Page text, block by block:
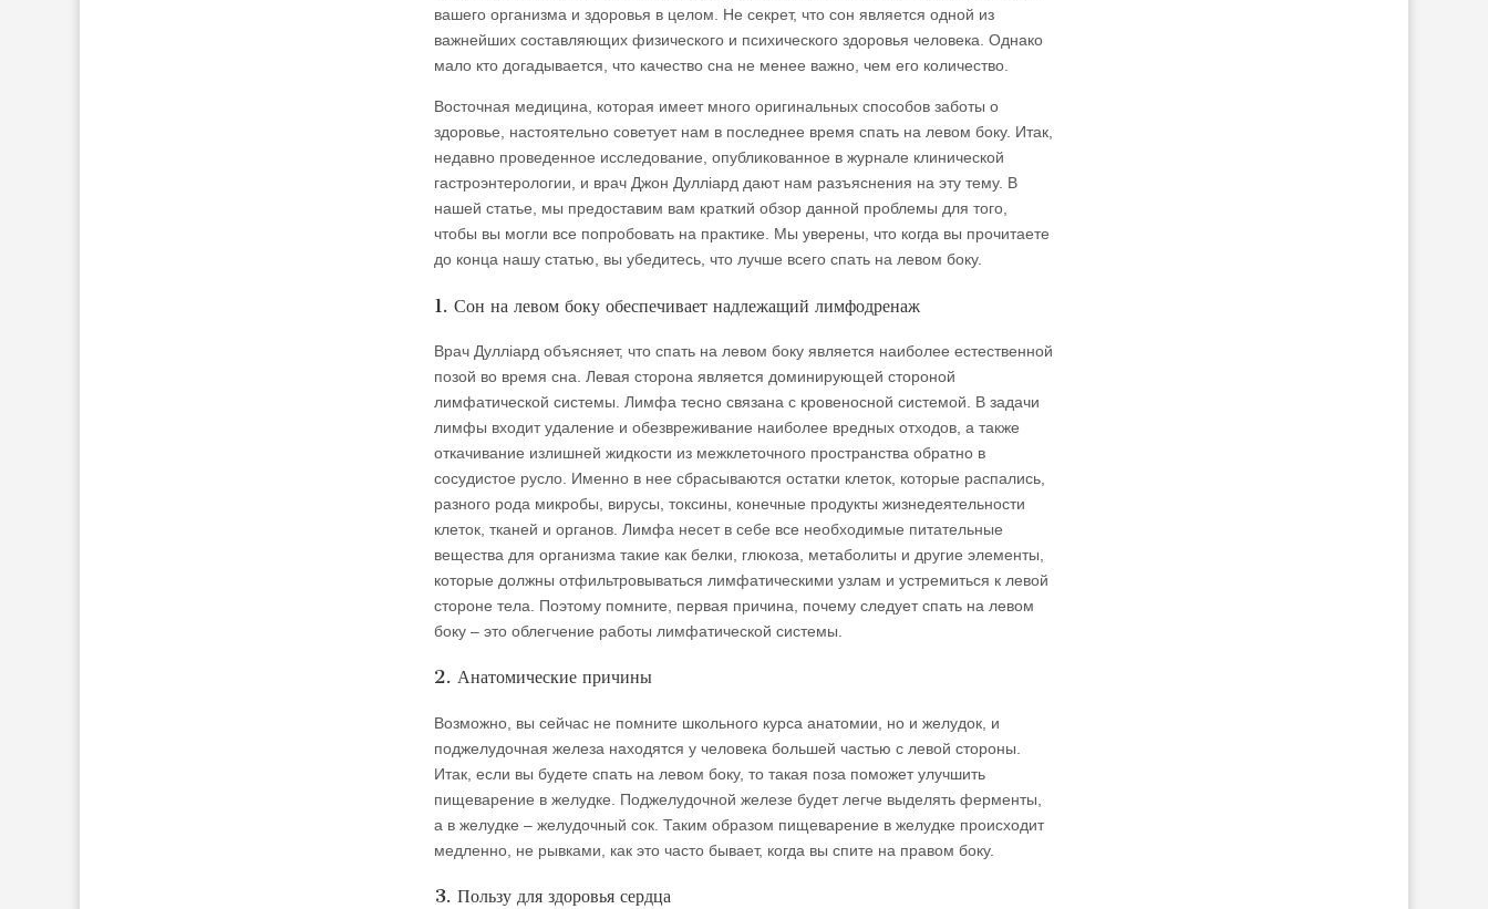
вашего организма и здоровья в целом. Не секрет, что сон является одной из
важнейших составляющих физического и психического здоровья человека. Однако
мало кто догадывается, что качество сна не менее важно, чем его количество.
Восточная медицина, которая имеет много оригинальных способов заботы о
здоровье, настоятельно советует нам в последнее время спать на левом боку. Итак,
недавно проведенное исследование, опубликованное в журнале клинической
гастроэнтерологии, и врач Джон Дулліард дают нам разъяснения на эту тему. В
нашей статье, мы предоставим вам краткий обзор данной проблемы для того,
чтобы вы могли все попробовать на практике. Мы уверены, что когда вы прочитаете
до конца нашу статью, вы убедитесь, что лучше всего спать на левом боку.
1. Сон на левом боку обеспечивает надлежащий лимфодренаж
Врач Дулліард объясняет, что спать на левом боку является наиболее естественной
позой во время сна. Левая сторона является доминирующей стороной
лимфатической системы. Лимфа тесно связана с кровеносной системой. В задачи
лимфы входит удаление и обезвреживание наиболее вредных отходов, а также
откачивание излишней жидкости из межклеточного пространства обратно в
сосудистое русло. Именно в нее сбрасываются остатки клеток, которые распались,
разного рода микробы, вирусы, токсины, конечные продукты жизнедеятельности
клеток, тканей и органов. Лимфа несет в себе все необходимые питательные
вещества для организма такие как белки, глюкоза, метаболиты и другие элементы,
которые должны отфильтровываться лимфатическими узлам и устремиться к левой
стороне тела. Поэтому помните, первая причина, почему следует спать на левом
боку – это облегчение работы лимфатической системы.
2. Анатомические причины
Возможно, вы сейчас не помните школьного курса анатомии, но и желудок, и
поджелудочная железа находятся у человека большей частью с левой стороны.
Итак, если вы будете спать на левом боку, то такая поза поможет улучшить
пищеварение в желудке. Поджелудочной железе будет легче выделять ферменты,
а в желудке – желудочный сок. Таким образом пищеварение в желудке происходит
медленно, не рывками, как это часто бывает, когда вы спите на правом боку.
3. Пользу для здоровья сердца